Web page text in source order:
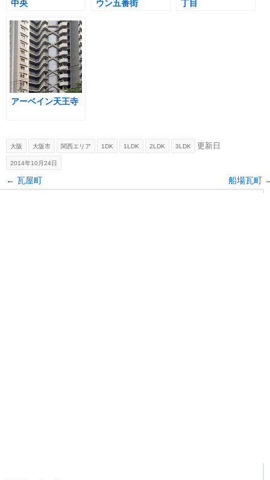
中央 ウン五番街 丁目
アーベイン天王寺
大阪 大阪市 関西エリア 1DK 1LDK 2LDK 3LDK 更新日
2014年10月24日
Post navigation
← 瓦屋町 船場瓦町